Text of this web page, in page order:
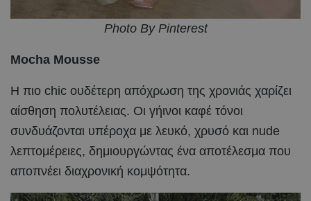
Photo By Pinterest
Mocha Mousse
Η πιο chic ουδέτερη απόχρωση της χρονιάς χαρίζει
αίσθηση πολυτέλειας. Οι γήινοι καφέ τόνοι
συνδυάζονται υπέροχα με λευκό, χρυσό και nude
λεπτομέρειες, δημιουργώντας ένα αποτέλεσμα που
αποπνέει διαχρονική κομψότητα.